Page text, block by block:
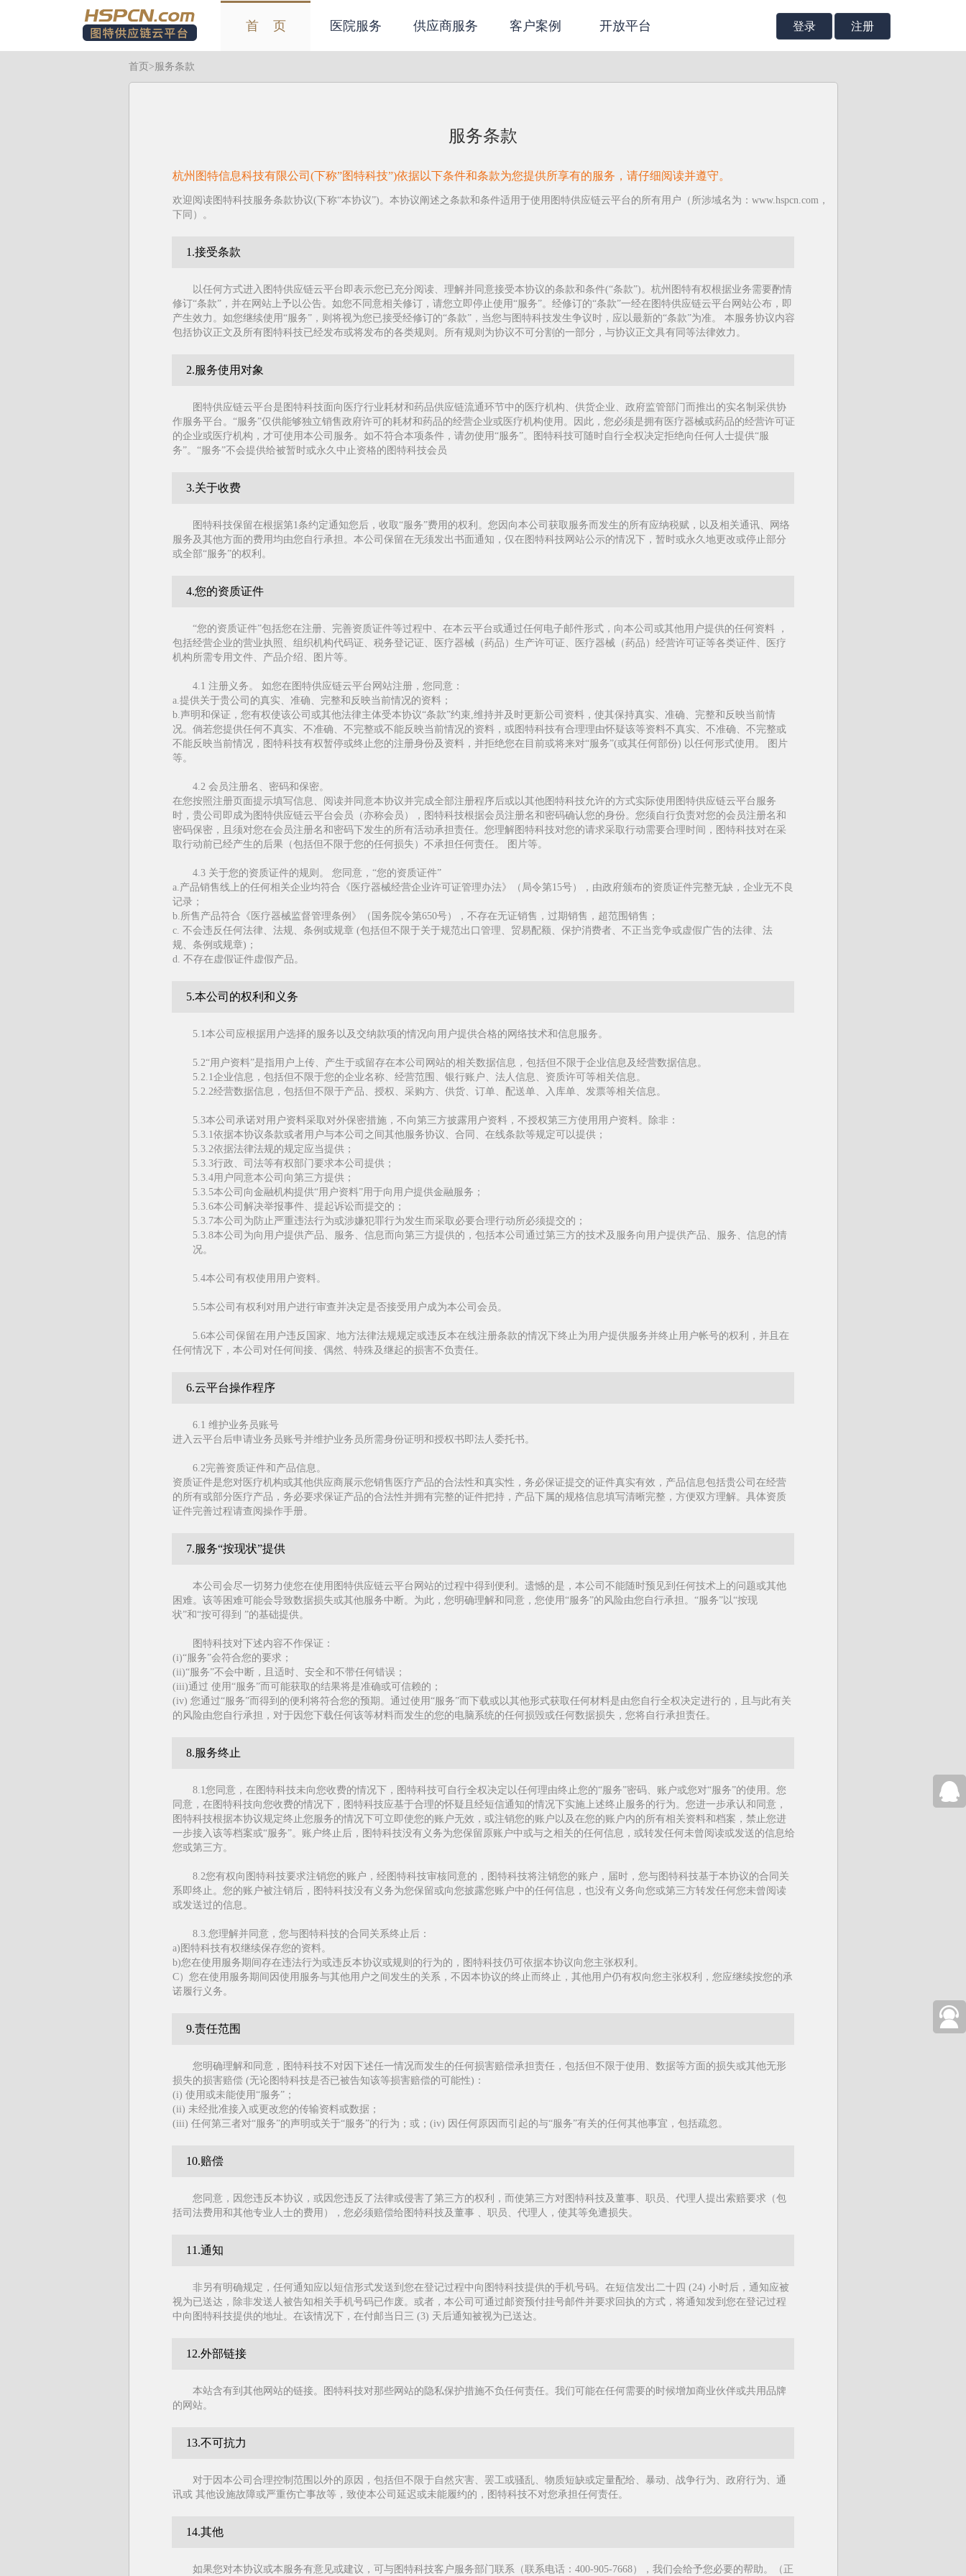
首 页 医院服务 供应商服务 客户案例 开放平台 注册
登录
首页 >服务条款
服务条款
杭州图特信息科技有限公司(下称”图特科技”)依据以下条件和条款为您提供所享有的服务，请仔细阅读并遵守。
欢迎阅读图特科技服务条款协议(下称“本协议”)。本协议阐述之条款和条件适用于使用图特供应链云平台的所有用户（所涉域名为：www.hspcn.com，
下同）。
1.接受条款
以任何方式进入图特供应链云平台即表示您已充分阅读、理解并同意接受本协议的条款和条件(“条款”)。杭州图特有权根据业务需要酌情
修订“条款”，并在网站上予以公告。如您不同意相关修订，请您立即停止使用“服务”。经修订的“条款”一经在图特供应链云平台网站公布，即
产生效力。如您继续使用“服务”，则将视为您已接受经修订的“条款”，当您与图特科技发生争议时，应以最新的“条款”为准。 本服务协议内容
包括协议正文及所有图特科技已经发布或将发布的各类规则。所有规则为协议不可分割的一部分，与协议正文具有同等法律效力。
2.服务使用对象
图特供应链云平台是图特科技面向医疗行业耗材和药品供应链流通环节中的医疗机构、供货企业、政府监管部门而推出的实名制采供协
作服务平台。“服务”仅供能够独立销售政府许可的耗材和药品的经营企业或医疗机构使用。因此，您必须是拥有医疗器械或药品的经营许可证
的企业或医疗机构，才可使用本公司服务。如不符合本项条件，请勿使用“服务”。图特科技可随时自行全权决定拒绝向任何人士提供“服
务”。“服务”不会提供给被暂时或永久中止资格的图特科技会员
3.关于收费
图特科技保留在根据第1条约定通知您后，收取“服务”费用的权利。您因向本公司获取服务而发生的所有应纳税赋，以及相关通讯、网络
服务及其他方面的费用均由您自行承担。本公司保留在无须发出书面通知，仅在图特科技网站公示的情况下，暂时或永久地更改或停止部分
或全部“服务”的权利。
4.您的资质证件
“您的资质证件”包括您在注册、完善资质证件等过程中、在本云平台或通过任何电子邮件形式，向本公司或其他用户提供的任何资料 ，
包括经营企业的营业执照、组织机构代码证、税务登记证、医疗器械（药品）生产许可证、医疗器械（药品）经营许可证等各类证件、医疗
机构所需专用文件、产品介绍、图片等。
4.1 注册义务。 如您在图特供应链云平台网站注册，您同意：
a.提供关于贵公司的真实、准确、完整和反映当前情况的资料；
b.声明和保证，您有权使该公司或其他法律主体受本协议“条款”约束,维持并及时更新公司资料，使其保持真实、准确、完整和反映当前情
况。倘若您提供任何不真实、不准确、不完整或不能反映当前情况的资料，或图特科技有合理理由怀疑该等资料不真实、不准确、不完整或
不能反映当前情况，图特科技有权暂停或终止您的注册身份及资料，并拒绝您在目前或将来对“服务”(或其任何部份) 以任何形式使用。 图片
等。
4.2 会员注册名、密码和保密。
在您按照注册页面提示填写信息、阅读并同意本协议并完成全部注册程序后或以其他图特科技允许的方式实际使用图特供应链云平台服务
时，贵公司即成为图特供应链云平台会员（亦称会员），图特科技根据会员注册名和密码确认您的身份。您须自行负责对您的会员注册名和
密码保密，且须对您在会员注册名和密码下发生的所有活动承担责任。您理解图特科技对您的请求采取行动需要合理时间，图特科技对在采
取行动前已经产生的后果（包括但不限于您的任何损失）不承担任何责任。 图片等。
4.3 关于您的资质证件的规则。 您同意，“您的资质证件”
a.产品销售线上的任何相关企业均符合《医疗器械经营企业许可证管理办法》（局令第15号），由政府颁布的资质证件完整无缺，企业无不良
记录；
b.所售产品符合《医疗器械监督管理条例》（国务院令第650号），不存在无证销售，过期销售，超范围销售；
c. 不会违反任何法律、法规、条例或规章 (包括但不限于关于规范出口管理、贸易配额、保护消费者、不正当竞争或虚假广告的法律、法
规、条例或规章)；
d. 不存在虚假证件虚假产品。
5.本公司的权利和义务
5.1本公司应根据用户选择的服务以及交纳款项的情况向用户提供合格的网络技术和信息服务。
5.2“用户资料”是指用户上传、产生于或留存在本公司网站的相关数据信息，包括但不限于企业信息及经营数据信息。
5.2.1企业信息，包括但不限于您的企业名称、经营范围、银行账户、法人信息、资质许可等相关信息。
5.2.2经营数据信息，包括但不限于产品、授权、采购方、供货、订单、配送单、入库单、发票等相关信息。
5.3本公司承诺对用户资料采取对外保密措施，不向第三方披露用户资料，不授权第三方使用用户资料。除非：
5.3.1依据本协议条款或者用户与本公司之间其他服务协议、合同、在线条款等规定可以提供；
5.3.2依据法律法规的规定应当提供；
5.3.3行政、司法等有权部门要求本公司提供；
5.3.4用户同意本公司向第三方提供；
5.3.5本公司向金融机构提供“用户资料”用于向用户提供金融服务；
5.3.6本公司解决举报事件、提起诉讼而提交的；
5.3.7本公司为防止严重违法行为或涉嫌犯罪行为发生而采取必要合理行动所必须提交的；
5.3.8本公司为向用户提供产品、服务、信息而向第三方提供的，包括本公司通过第三方的技术及服务向用户提供产品、服务、信息的情
况。
5.4本公司有权使用用户资料。
5.5本公司有权利对用户进行审查并决定是否接受用户成为本公司会员。
5.6本公司保留在用户违反国家、地方法律法规规定或违反本在线注册条款的情况下终止为用户提供服务并终止用户帐号的权利，并且在
任何情况下，本公司对任何间接、偶然、特殊及继起的损害不负责任。
6.云平台操作程序
6.1 维护业务员账号
进入云平台后申请业务员账号并维护业务员所需身份证明和授权书即法人委托书。
6.2完善资质证件和产品信息。
资质证件是您对医疗机构或其他供应商展示您销售医疗产品的合法性和真实性，务必保证提交的证件真实有效，产品信息包括贵公司在经营
的所有或部分医疗产品，务必要求保证产品的合法性并拥有完整的证件把持，产品下属的规格信息填写清晰完整，方便双方理解。具体资质
证件完善过程请查阅操作手册。
7.服务“按现状”提供
本公司会尽一切努力使您在使用图特供应链云平台网站的过程中得到便利。遗憾的是，本公司不能随时预见到任何技术上的问题或其他
困难。该等困难可能会导致数据损失或其他服务中断。为此，您明确理解和同意，您使用“服务”的风险由您自行承担。“服务”以“按现
状”和“按可得到 ”的基础提供。
图特科技对下述内容不作保证：
(i)“服务”会符合您的要求；
(ii)“服务”不会中断，且适时、安全和不带任何错误；
(iii)通过 使用“服务”而可能获取的结果将是准确或可信赖的；
(iv) 您通过“服务”而得到的便利将符合您的预期。通过使用“服务”而下载或以其他形式获取任何材料是由您自行全权决定进行的，且与此有关
的风险由您自行承担，对于因您下载任何该等材料而发生的您的电脑系统的任何损毁或任何数据损失，您将自行承担责任。
8.服务终止
8.1您同意，在图特科技未向您收费的情况下，图特科技可自行全权决定以任何理由终止您的“服务”密码、账户或您对“服务”的使用。您
同意，在图特科技向您收费的情况下，图特科技应基于合理的怀疑且经短信通知的情况下实施上述终止服务的行为。您进一步承认和同意，
图特科技根据本协议规定终止您服务的情况下可立即使您的账户无效，或注销您的账户以及在您的账户内的所有相关资料和档案，禁止您进
一步接入该等档案或“服务”。账户终止后，图特科技没有义务为您保留原账户中或与之相关的任何信息，或转发任何未曾阅读或发送的信息给
您或第三方。
8.2您有权向图特科技要求注销您的账户，经图特科技审核同意的，图特科技将注销您的账户，届时，您与图特科技基于本协议的合同关
系即终止。您的账户被注销后，图特科技没有义务为您保留或向您披露您账户中的任何信息，也没有义务向您或第三方转发任何您未曾阅读
或发送过的信息。
8.3.您理解并同意，您与图特科技的合同关系终止后：
a)图特科技有权继续保存您的资料。
b)您在使用服务期间存在违法行为或违反本协议或规则的行为的，图特科技仍可依据本协议向您主张权利。
C）您在使用服务期间因使用服务与其他用户之间发生的关系，不因本协议的终止而终止，其他用户仍有权向您主张权利，您应继续按您的承
诺履行义务。
9.责任范围
您明确理解和同意，图特科技不对因下述任一情况而发生的任何损害赔偿承担责任，包括但不限于使用、数据等方面的损失或其他无形
损失的损害赔偿 (无论图特科技是否已被告知该等损害赔偿的可能性)：
(i) 使用或未能使用“服务”；
(ii) 未经批准接入或更改您的传输资料或数据；
(iii) 任何第三者对“服务”的声明或关于“服务”的行为；或；(iv) 因任何原因而引起的与“服务”有关的任何其他事宜，包括疏忽。
10.赔偿
您同意，因您违反本协议，或因您违反了法律或侵害了第三方的权利，而使第三方对图特科技及董事、职员、代理人提出索赔要求（包
括司法费用和其他专业人士的费用），您必须赔偿给图特科技及董事 、职员、代理人，使其等免遭损失。
11.通知
非另有明确规定，任何通知应以短信形式发送到您在登记过程中向图特科技提供的手机号码。在短信发出二十四 (24) 小时后，通知应被
视为已送达，除非发送人被告知相关手机号码已作废。或者，本公司可通过邮资预付挂号邮件并要求回执的方式，将通知发到您在登记过程
中向图特科技提供的地址。在该情况下，在付邮当日三 (3) 天后通知被视为已送达。
12.外部链接
本站含有到其他网站的链接。图特科技对那些网站的隐私保护措施不负任何责任。我们可能在任何需要的时候增加商业伙伴或共用品牌
的网站。
13.不可抗力
对于因本公司合理控制范围以外的原因，包括但不限于自然灾害、罢工或骚乱、物质短缺或定量配给、暴动、战争行为、政府行为、通
讯或 其他设施故障或严重伤亡事故等，致使本公司延迟或未能履约的，图特科技不对您承担任何责任。
14.其他
如果您对本协议或本服务有意见或建议，可与图特科技客户服务部门联系（联系电话：400-905-7668），我们会给予您必要的帮助。（正